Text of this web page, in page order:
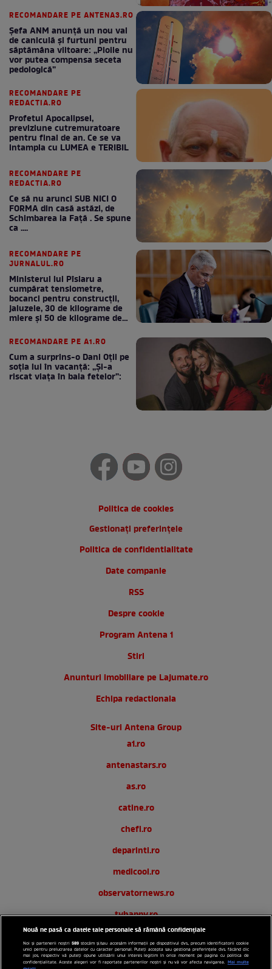
RECOMANDARE PE ANTENA3.RO
Șefa ANM anunță un nou val
de caniculă și furtuni pentru
săptămâna viitoare: „Ploile nu
vor putea compensa seceta
pedologică”
RECOMANDARE PE
REDACTIA.RO
Profetul Apocalipsei,
previziune cutremuratoare
pentru final de an. Ce se va
intampla cu LUMEA e TERIBIL
RECOMANDARE PE
REDACTIA.RO
Ce să nu arunci SUB NICI O
FORMA din casă astăzi, de
Schimbarea la Față . Se spune
ca ....
RECOMANDARE PE
JURNALUL.RO
Ministerul lui Pîslaru a
cumpărat tensiometre,
bocanci pentru construcții,
jaluzele, 30 de kilograme de
miere și 50 de kilograme de
RECOMANDARE PE A1.RO
Cum a surprins-o Dani Oțil pe
soția lui în vacanță: „Și-a
riscat viața în baia fetelor”:
Politica de cookies
Gestionați preferințele
Politica de confidentialitate
Date companie
RSS
Despre cookie
Program Antena 1
Stiri
Anunturi imobiliare pe Lajumate.ro
Echipa redactionala
Site-uri Antena Group
a1.ro
antenastars.ro
as.ro
catine.ro
chefi.ro
deparinti.ro
medicool.ro
observatornews.ro
tvhappy.ro
useit.ro
zutv.ro
Nouă ne pasă ca datele tale personale să rămână confidențiale
Noi și partenerii noștri589 stocăm și/sau accesăm informații pe dispozitivul dvs., precum identificatorii cookie
unici pentru prelucrarea datelor cu caracter personal. Puteți accepta sau gestiona preferințele dvs. făcând clic
mai jos, respectiv vă puteți opune utilizării unui interes legitim în orice moment pe pagina cu politica de
confidențialitate. Aceste alegeri vor fi raportate partenerilor noștri și nu vă vor afecta navigarea. Mai multe